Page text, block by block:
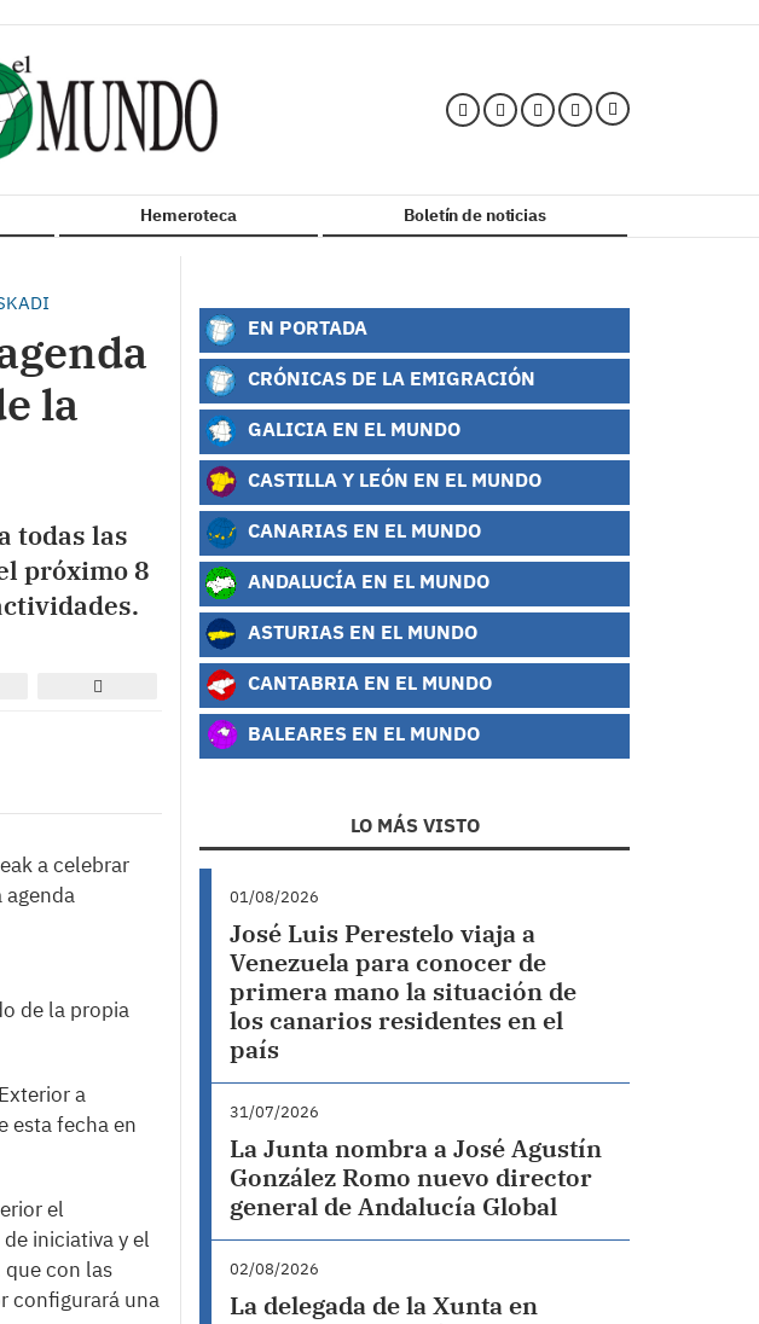
Hemeroteca Boletín de noticias
la
todas las
próximo 8
a celebrar
agenda
de la propia
a
esta fecha en
el
iniciativa y el
que con las
configurará una
EN PORTADA
CRÓNICAS DE LA EMIGRACIÓN
GALICIA EN EL MUNDO
CASTILLA Y LEÓN EN EL MUNDO
CANARIAS EN EL MUNDO
ANDALUCÍA EN EL MUNDO
ASTURIAS EN EL MUNDO
CANTABRIA EN EL MUNDO
BALEARES EN EL MUNDO
LO MÁS VISTO
01/08/2026
José Luis Perestelo viaja a
Venezuela para conocer de
primera mano la situación de
los canarios residentes en el
país
31/07/2026
La Junta nombra a José Agustín
González Romo nuevo director
general de Andalucía Global
02/08/2026
La delegada de la Xunta en